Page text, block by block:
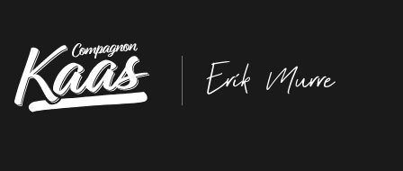
Erik Murre